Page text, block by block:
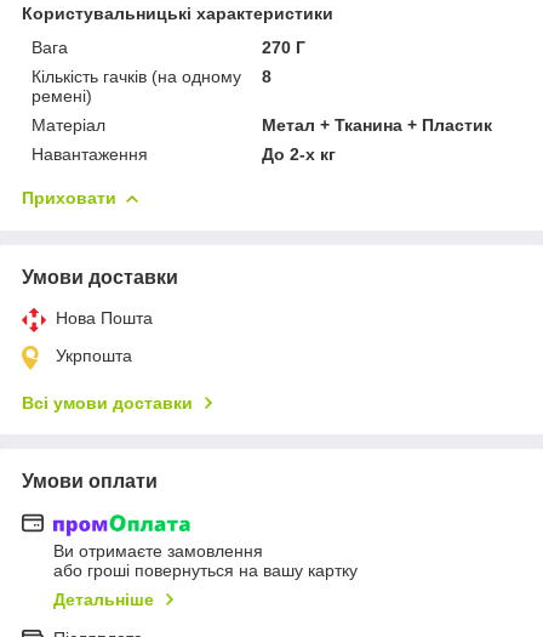
Користувальницькі характеристики
Вага
270 Г
Кількість гачків (на одному
ремені)
8
Матеріал
Метал + Тканина + Пластик
Навантаження
До 2-х кг
Приховати
Умови доставки
Нова Пошта
Укрпошта
Всі умови доставки
Умови оплати
Ви отримаєте замовлення
або гроші повернуться на вашу картку
Детальніше